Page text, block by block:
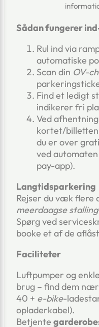
Sådan fungerer
Rul ind via
automatiske
Scan din OV-
Find et ledigt
indikerer fri
Ved
kortet/billetten
du er over
ved
pay-app).
Langtidsparkering
Rejser du væk flere
meerdaagse stalling
Spørg ved
booke et af de
Faciliteter
Luftpumper og
brug – find dem
40 + e-bike-
opladerkabel).
Betjente